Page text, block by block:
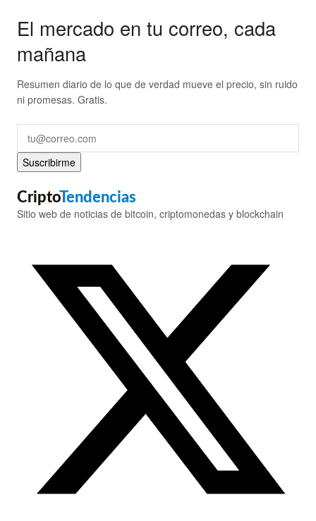
El mercado en tu correo, cada
mañana
Resumen diario de lo que de verdad mueve el precio, sin ruido
ni promesas. Gratis.
Suscribirme
CriptoTendencias
Sitio web de noticias de bitcoin, criptomonedas y blockchain